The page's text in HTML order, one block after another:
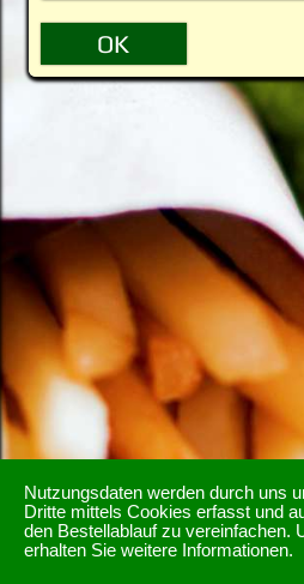
Nutzungsdaten werden durch uns
Dritte mittels Cookies erfasst und
den Bestellablauf zu vereinfachen.
erhalten Sie weitere Informationen.